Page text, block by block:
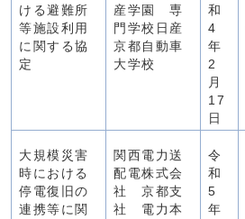
ける避難所
等施設利用
に関する協
定
産学園 専
門学校日産
京都自動車
大学校
和
4
年
2
月
17
日
大規模災害
時における
停電復旧の
連携等に関
関西電力送
配電株式会
社 京都支
社 電力本
令
和
5
年